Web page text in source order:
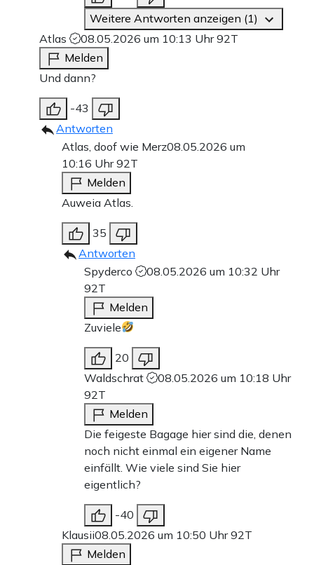
Weitere Antworten anzeigen (1)
Atlas
08.05.2026 um 10:13 Uhr92T
Melden
Und dann?
-43
Antworten
Atlas, doof wie Merz08.05.2026 um
10:16 Uhr92T
Melden
Auweia Atlas.
35
Antworten
Spyderco
08.05.2026 um 10:32 Uhr
92T
Melden
Zuviele
20
Waldschrat
08.05.2026 um 10:18 Uhr
92T
Melden
Die feigeste Bagage hier sind die, denen
noch nicht einmal ein eigener Name
einfällt. Wie viele sind Sie hier
eigentlich?
-40
Klausii08.05.2026 um 10:50 Uhr92T
Melden